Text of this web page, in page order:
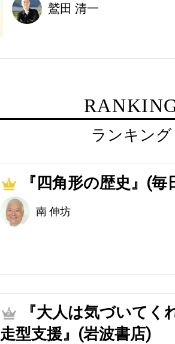
鷲田 清一
ランキング
1 『四角形の歴史』(毎
南 伸坊
2
『大人は気づいてく
走型支援』(岩波書店)